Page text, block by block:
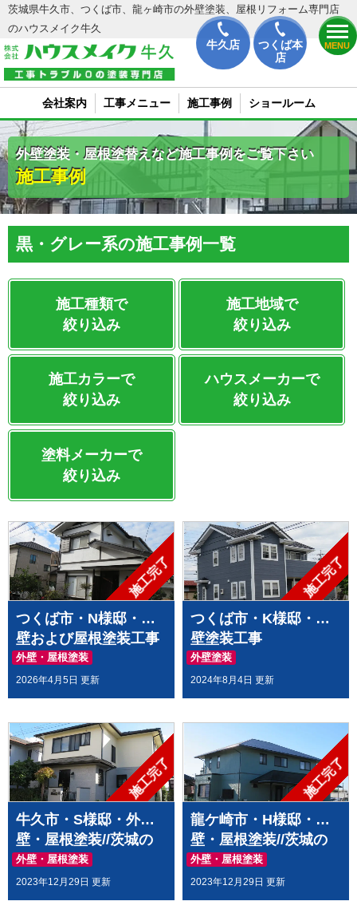
牛久店
つくば本
店
MENU
茨城県牛久市、つくば市、龍ヶ崎市の外壁塗装、屋根リフォーム専門店
のハウスメイク牛久
会社案内 工事メニュー 施工事例 ショールーム
外壁塗装・屋根塗替えなど施工事例をご覧下さい
施工事例
黒・グレー系の施工事例一覧
施工種類で
絞り込み
施工地域で
絞り込み
施工カラーで
絞り込み
ハウスメーカーで
絞り込み
塗料メーカーで
絞り込み
施工完了
つくば市・N様邸・外
壁および屋根塗装工事
2026年4月5日 更新
外壁・屋根塗装
施工完了
つくば市・K様邸・外
壁塗装工事
2024年8月4日 更新
外壁塗装
施工完了
牛久市・S様邸・外
壁・屋根塗装//茨城の
土浦市・つくば市・牛
久市・龍ヶ崎市・取手
市・阿見町で外壁塗
2023年12月29日 更新
外壁・屋根塗装
施工完了
龍ケ崎市・H様邸・外
壁・屋根塗装//茨城の
土浦市・つくば市・牛
久市・龍ヶ崎市・取手
市・阿見町で外壁塗
2023年12月29日 更新
外壁・屋根塗装